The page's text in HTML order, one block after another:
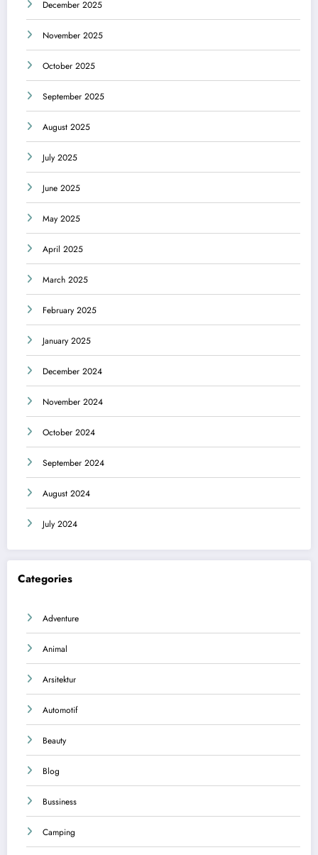
December 2025
November 2025
October 2025
September 2025
August 2025
July 2025
June 2025
May 2025
April 2025
March 2025
February 2025
January 2025
December 2024
November 2024
October 2024
September 2024
August 2024
July 2024
Categories
Adventure
Animal
Arsitektur
Automotif
Beauty
Blog
Bussiness
Camping